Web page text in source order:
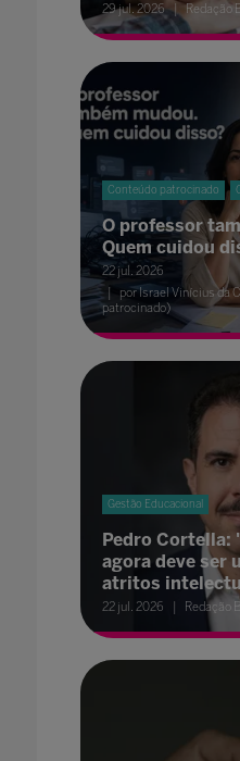
29 jul. 2026 Redação
Conteúdo patrocinado
O professor
Quem cuidou
22 jul. 2026
por Israel Vinícius da
patrocinado)
Gestão Educacional
Pedro Cortella:
agora deve ser
atritos
22 jul. 2026 Redação